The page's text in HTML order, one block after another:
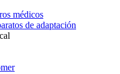
médicos
de adaptación